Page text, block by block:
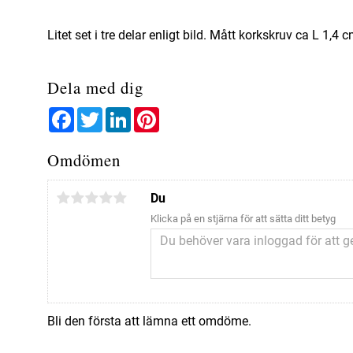
Litet set i tre delar enligt bild. Mått korkskruv ca L 1,4
Dela med dig
FacebookTwitterLinkedIn
Omdömen
Du
Klicka på en stjärna för att sätta ditt betyg
Bli den första att lämna ett omdöme.